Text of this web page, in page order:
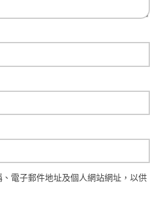
電子郵件地址及個人網站網址，以供